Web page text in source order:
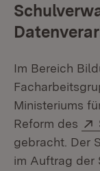
Im Bereich
Ministeriums
Reform des
gebracht. Der
im Auftrag der